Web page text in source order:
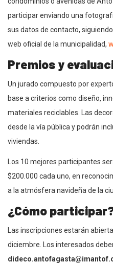
participar enviando una
sus datos de contacto,
web oficial de la municipalidad,
Premios y
Un jurado compuesto por
base a criterios como diseño,
materiales reciclables. Las
desde la vía pública y podrán
viviendas.
Los 10 mejores participantes
$200.000 cada uno, en
a la atmósfera navideña de la
¿Cómo
Las inscripciones estarán
diciembre. Los interesados